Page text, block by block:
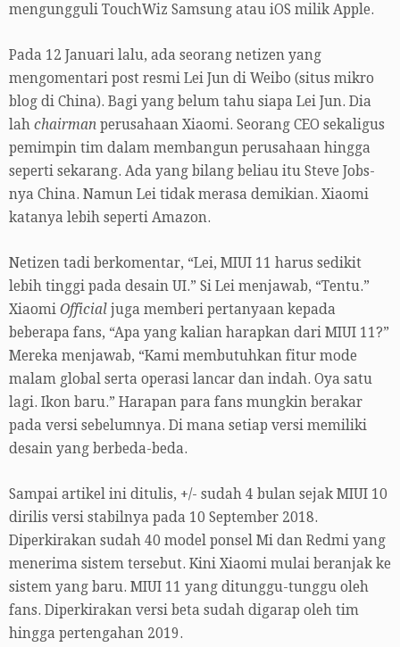
mengungguli TouchWiz Samsung atau iOS milik Apple.
Pada 12 Januari lalu, ada seorang netizen yang
mengomentari post resmi Lei Jun di Weibo (situs mikro
blog di China). Bagi yang belum tahu siapa Lei Jun. Dia
lah chairman perusahaan Xiaomi. Seorang CEO sekaligus
pemimpin tim dalam membangun perusahaan hingga
seperti sekarang. Ada yang bilang beliau itu Steve Jobs-
nya China. Namun Lei tidak merasa demikian. Xiaomi
katanya lebih seperti Amazon.
Netizen tadi berkomentar, “Lei, MIUI 11 harus sedikit
lebih tinggi pada desain UI.” Si Lei menjawab, “Tentu.”
Xiaomi Official juga memberi pertanyaan kepada
beberapa fans, “Apa yang kalian harapkan dari MIUI 11?”
Mereka menjawab, “Kami membutuhkan fitur mode
malam global serta operasi lancar dan indah. Oya satu
lagi. Ikon baru.” Harapan para fans mungkin berakar
pada versi sebelumnya. Di mana setiap versi memiliki
desain yang berbeda-beda.
Sampai artikel ini ditulis, +/- sudah 4 bulan sejak MIUI 10
dirilis versi stabilnya pada 10 September 2018.
Diperkirakan sudah 40 model ponsel Mi dan Redmi yang
menerima sistem tersebut. Kini Xiaomi mulai beranjak ke
sistem yang baru. MIUI 11 yang ditunggu-tunggu oleh
fans. Diperkirakan versi beta sudah digarap oleh tim
hingga pertengahan 2019.